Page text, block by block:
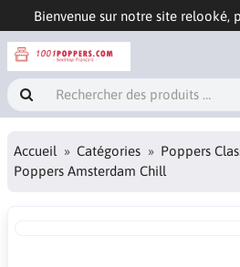
Bienvenue sur notre site relooké,
Accueil Catégories
Poppers
Poppers Amsterdam Chill